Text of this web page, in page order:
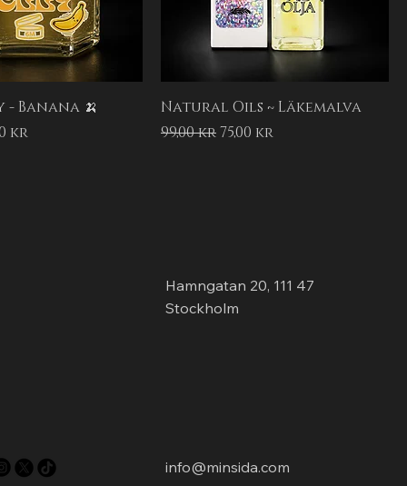
Banana 🍌
kr
Natural Oils ~ Läkemalva
Ordinarie pris
99,00 krReapris
75,00 kr
Hamngatan 20, 111 47
Stockholm
info@minsida.com